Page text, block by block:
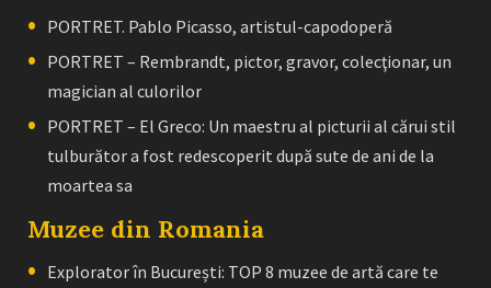
PORTRET. Pablo Picasso, artistul-capodoperă
PORTRET – Rembrandt, pictor, gravor, colecţionar, un
magician al culorilor
PORTRET – El Greco: Un maestru al picturii al cărui stil
tulburător a fost redescoperit după sute de ani de la
moartea sa
Muzee din Romania
Explorator în București: TOP 8 muzee de artă care te